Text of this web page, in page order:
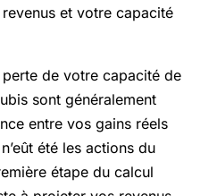
et votre capacité
de votre capacité de
sont généralement
entre vos gains réels
été les actions du
étape du calcul